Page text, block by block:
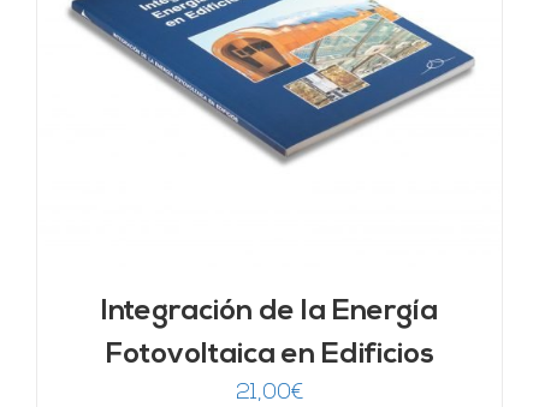
Integración de la Energía
Fotovoltaica en Edificios
21,00€